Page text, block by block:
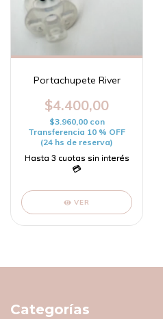
Portachupete River
$4.400,00
$3.960,00 con
Transferencia 10 % OFF
(24 hs de reserva)
VER
Categorías